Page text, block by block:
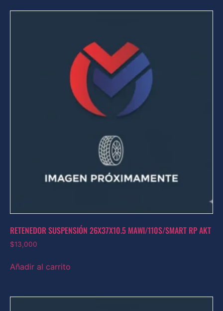
RETENEDOR SUSPENSIÓN 26X37X10.5 MAWI/110S/SMART RP AKT
$13,000
Añadir al carrito